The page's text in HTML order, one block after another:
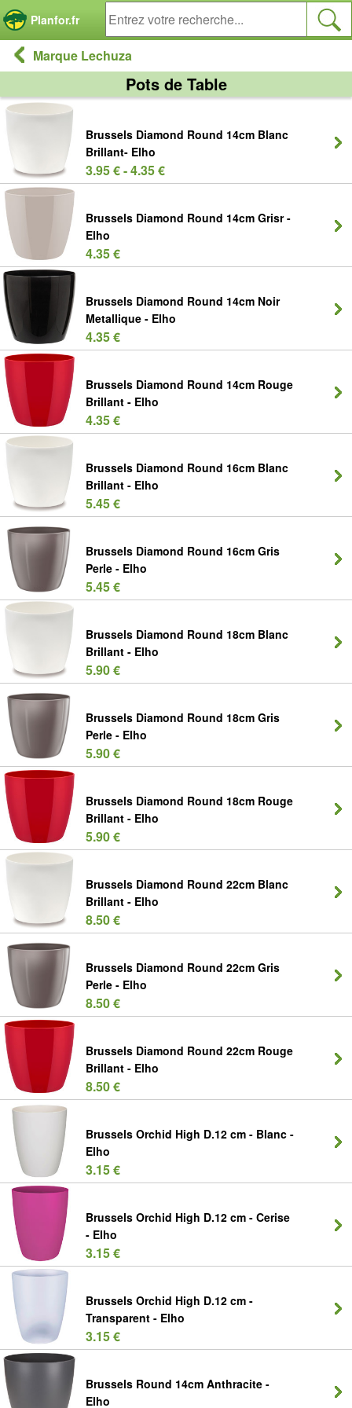
Planfor.fr
Marque Lechuza
Pots de Table
Brussels Diamond Round 14cm Blanc
Brillant- Elho
3.95 € - 4.35 €
Brussels Diamond Round 14cm Grisr -
Elho
4.35 €
Brussels Diamond Round 14cm Noir
Metallique - Elho
4.35 €
Brussels Diamond Round 14cm Rouge
Brillant - Elho
4.35 €
Brussels Diamond Round 16cm Blanc
Brillant - Elho
5.45 €
Brussels Diamond Round 16cm Gris
Perle - Elho
5.45 €
Brussels Diamond Round 18cm Blanc
Brillant - Elho
5.90 €
Brussels Diamond Round 18cm Gris
Perle - Elho
5.90 €
Brussels Diamond Round 18cm Rouge
Brillant - Elho
5.90 €
Brussels Diamond Round 22cm Blanc
Brillant - Elho
8.50 €
Brussels Diamond Round 22cm Gris
Perle - Elho
8.50 €
Brussels Diamond Round 22cm Rouge
Brillant - Elho
8.50 €
Brussels Orchid High D.12 cm - Blanc -
Elho
3.15 €
Brussels Orchid High D.12 cm - Cerise
- Elho
3.15 €
Brussels Orchid High D.12 cm -
Transparent - Elho
3.15 €
Brussels Round 14cm Anthracite -
Elho
Panneau de gestion des cookies